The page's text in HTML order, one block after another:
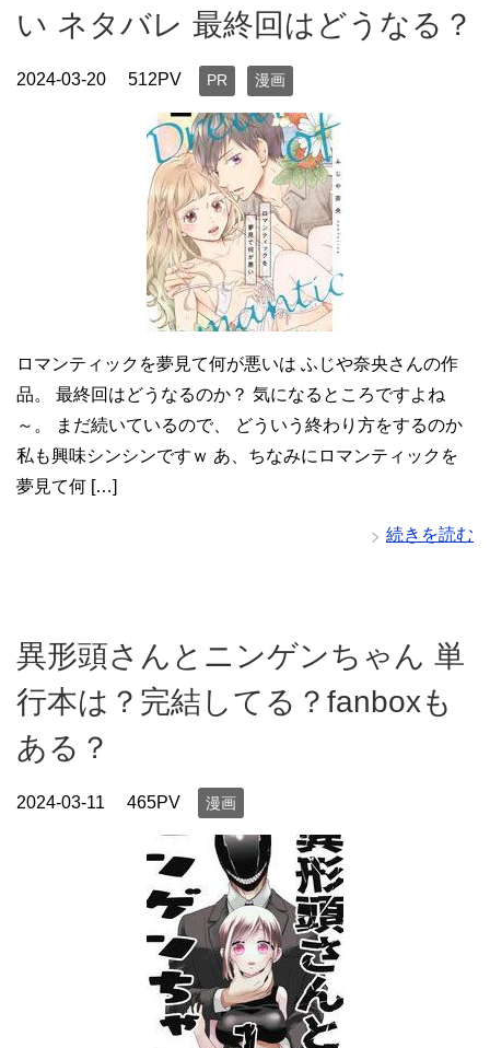
い ネタバレ 最終回はどうなる？
2024-03-20 512PV PR 漫画
ロマンティックを夢見て何が悪いは ふじや奈央さんの作
品。 最終回はどうなるのか？ 気になるところですよね
～。 まだ続いているので、 どういう終わり方をするのか
私も興味シンシンですｗ あ、ちなみにロマンティックを
夢見て何 […]
続きを読む
異形頭さんとニンゲンちゃん 単
行本は？完結してる？fanboxも
ある？
2024-03-11 465PV 漫画